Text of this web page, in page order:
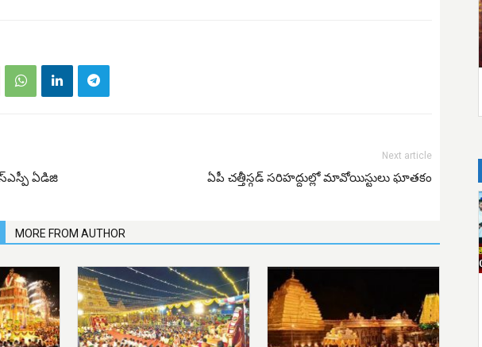
ఏడిజి
Next article
ఏపీ చత్తీస్గడ్ సరిహద్దుల్లో మావోయిస్టులు ఘాతకం
MORE FROM AUTHOR